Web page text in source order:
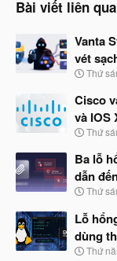
Bài viết liên
Vanta
vét
N
à
b
ắ
đ
ầ
u
Thứ
Cisco
và IOS
N
à
y
b
ắ
đ
ầ
u
Thứ
Ba lỗ
dẫn
N
à
y
b
ắ
Thứ
Lỗ
dùng
N
Thứ